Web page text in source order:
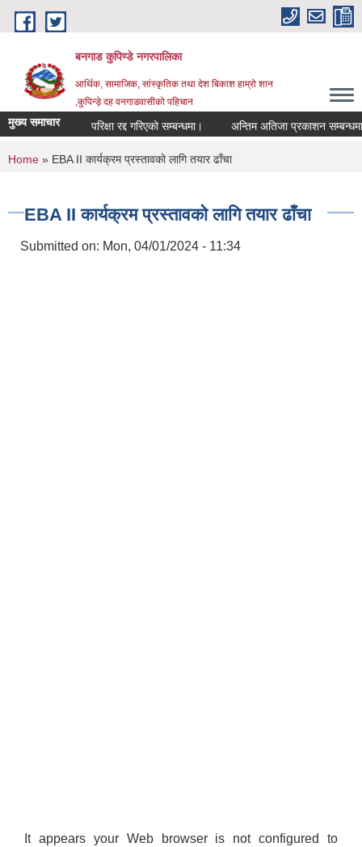
Skip to main content
बनगाड कुपिण्डे नगरपालिका
आर्थिक, सामाजिक, सांस्कृतिक तथा देश बिकाश हाम्रो शान
,कुपिन्ड़े दह वनगाडवासीको पहिचान
मुख्य समाचार परिक्षा रद्द गरिएको सम्बन्धमा। अन्तिम अतिजा प्रकाशन सम्बन्धमा।
You are here
Home » EBA II कार्यक्रम प्रस्तावको लागि तयार ढाँचा
EBA II कार्यक्रम प्रस्तावको लागि तयार ढाँचा
Submitted on: Mon, 04/01/2024 - 11:34
It appears your Web browser is not configured to